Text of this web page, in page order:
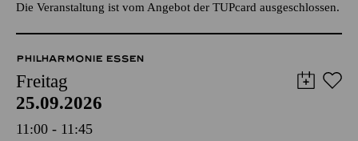
Die Veranstaltung ist vom Angebot der TUPcard ausgeschlossen.
PHILHARMONIE ESSEN
Freitag
25.09.2026
11:00 - 11:45